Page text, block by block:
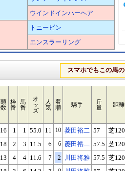
ウインドインハーヘア
トニービン
エンスラーリング
スマホでもこの馬
頭
数
枠
番
馬
番
オ
ッ
ズ
人
気
着
順
騎手
斤
量
距離
16 1 1 55.0 11 10 菱田裕二 57 芝
18 2 3 11.5 6 6 菱田裕二 57.5 芝
13 4 4 11.6 7 2 川田将雅 57.5 芝